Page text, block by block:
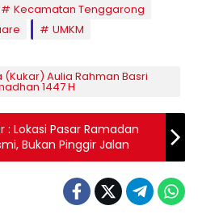
Kecamatan Tenggarong
UMKM
Aulia Rahman Basri
1447 H
: Lokasi Pasar Ramadan
Bukan Pinggir Jalan